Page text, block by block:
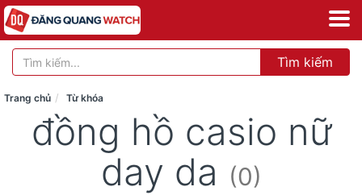
Tìm kiếm
Trang chủ Từ khóa
đồng hồ casio nữ
day da (0)